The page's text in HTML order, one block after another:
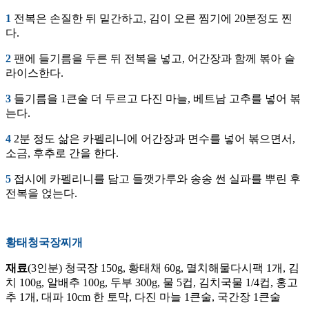
1 전복은 손질한 뒤 밑간하고, 김이 오른 찜기에 20분정도 찐
다.
2 팬에 들기름을 두른 뒤 전복을 넣고, 어간장과 함께 볶아 슬
라이스한다.
3 들기름을 1큰술 더 두르고 다진 마늘, 베트남 고추를 넣어 볶
는다.
4 2분 정도 삶은 카펠리니에 어간장과 면수를 넣어 볶으면서,
소금, 후추로 간을 한다.
5 접시에 카펠리니를 담고 들깻가루와 송송 썬 실파를 뿌린 후
전복을 얹는다.
황태청국장찌개
재료(3인분) 청국장 150g, 황태채 60g, 멸치해물다시팩 1개, 김
치 100g, 알배추 100g, 두부 300g, 물 5컵, 김치국물 1/4컵, 홍고
추 1개, 대파 10cm 한 토막, 다진 마늘 1큰술, 국간장 1큰술